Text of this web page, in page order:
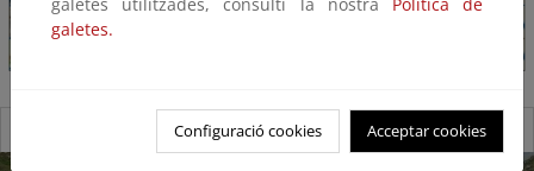
Reserva Natural Fluvial Torrente de Pla de Rus
galetes.
Configuració cookies Acceptar cookies